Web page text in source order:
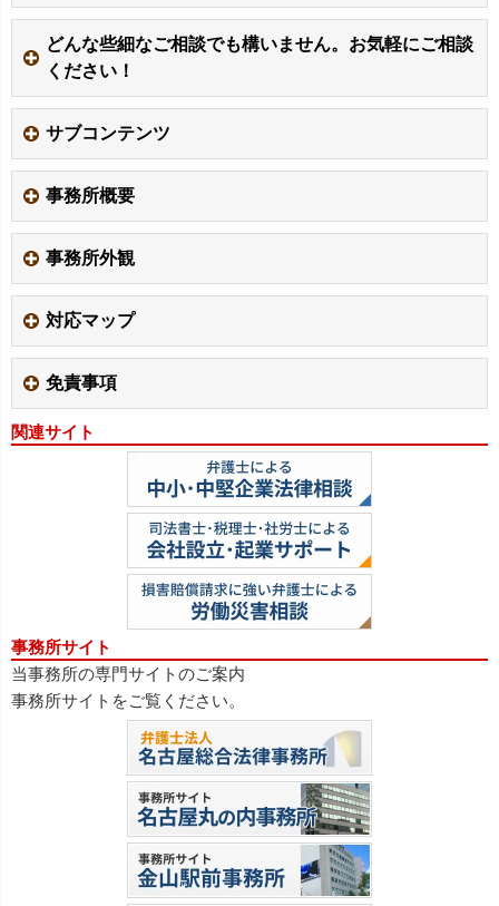
どんな些細なご相談でも構いません。お気軽にご相談
ください！
サブコンテンツ
事務所概要
事務所外観
対応マップ
免責事項
関連サイト
事務所サイト
当事務所の専門サイトのご案内
事務所サイトをご覧ください。